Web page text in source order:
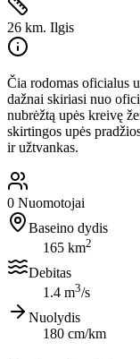
26 km. Ilgis
Čia rodomas oficialus
dažnai skiriasi nuo
nubrėžtą upės kreivę
skirtingos upės
ir užtvankas.
0 Nuomotojai
Baseino dydis
165 km2
Debitas
1.4 m3/s
Nuolydis
180 cm/km